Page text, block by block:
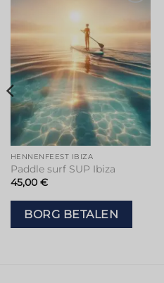
verlanglijstje
HENNENFEEST IBIZA
Paddle surf SUP Ibiza
45,00 €
BORG BETALEN